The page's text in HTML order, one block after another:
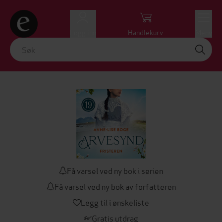
Handlekurv
Få varsel ved ny bok i serien
Få varsel ved ny bok av forfatteren
Legg til i ønskeliste
Gratis utdrag